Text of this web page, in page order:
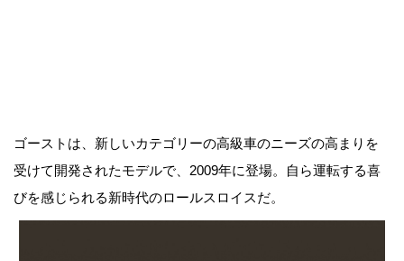
ゴーストは、新しいカテゴリーの高級車のニーズの高まりを
受けて開発されたモデルで、2009年に登場。自ら運転する喜
びを感じられる新時代のロールスロイスだ。